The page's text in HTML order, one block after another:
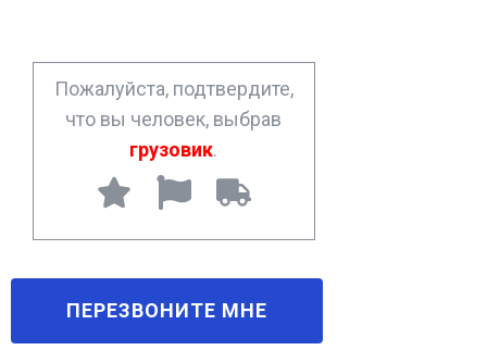
*
Пожалуйста, подтвердите,
что вы человек, выбрав
грузовик.